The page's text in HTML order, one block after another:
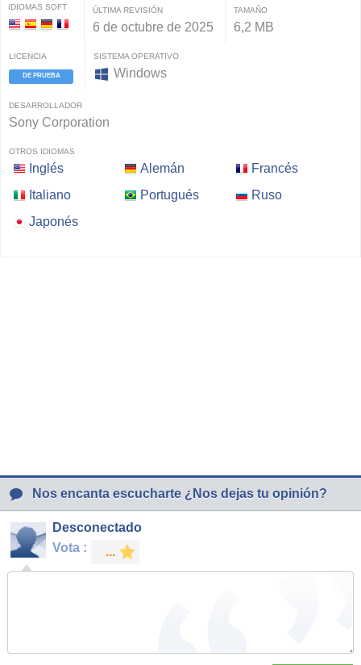
IDIOMAS SOFT ÚLTIMA REVISIÓN
6 de octubre de 2025
TAMAÑO
6,2 MB
LICENCIA
DE PRUEBA
SISTEMA OPERATIVO
Windows
DESARROLLADOR
Sony Corporation
OTROS IDIOMAS
Inglés Alemán
Francés
Italiano
Portugués
Ruso
Japonés
Nos encanta escucharte ¿Nos dejas tu opinión?
Desconectado
Vota :